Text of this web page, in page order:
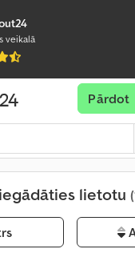
veikalā
Pārdot
lietotu